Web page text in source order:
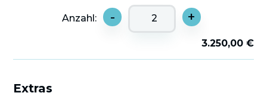
Anzahl: - +
3.250,00 €
Extras